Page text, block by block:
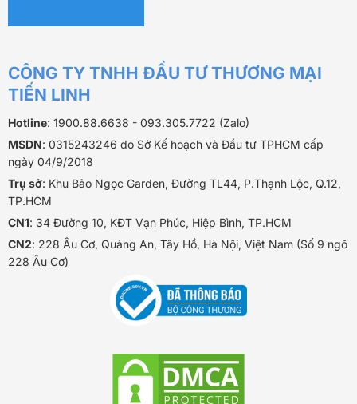
CÔNG TY TNHH ĐẦU TƯ THƯƠNG MẠI
TIẾN LINH
Hotline: 1900.88.6638 - 093.305.7722 (Zalo)
MSDN: 0315243246 do Sở Kế hoạch và Đầu tư TPHCM cấp
ngày 04/9/2018
Trụ sở: Khu Bảo Ngọc Garden, Đường TL44, P.Thạnh Lộc, Q.12,
TP.HCM
CN1: 34 Đường 10, KĐT Vạn Phúc, Hiệp Bình, TP.HCM
CN2: 228 Âu Cơ, Quảng An, Tây Hồ, Hà Nội, Việt Nam (Số 9 ngõ
228 Âu Cơ)